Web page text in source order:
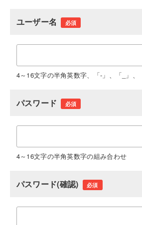
ユーザー名 必須
4～16文字の半角英数字、「-」、「_」、
パスワード 必須
4～16文字の半角英数字の組み合わせ
パスワード(確認) 必須